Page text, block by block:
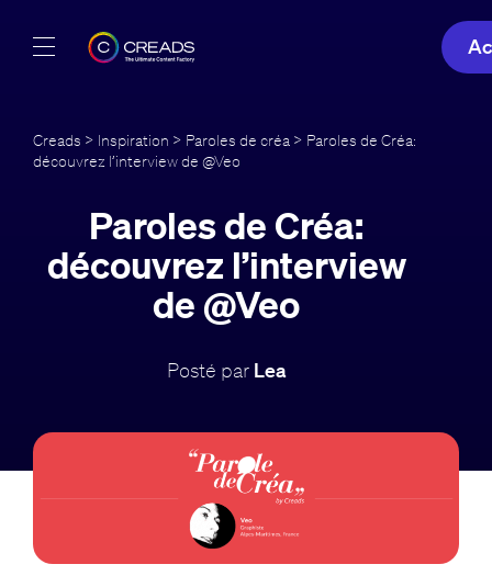
Offres
À propos
Guide
Creads > Inspiration > Paroles de créa> Paroles de Créa:
découvrez l’interview de @Veo
Paroles de Créa:
découvrez l’interview
de @Veo
Posté par Lea